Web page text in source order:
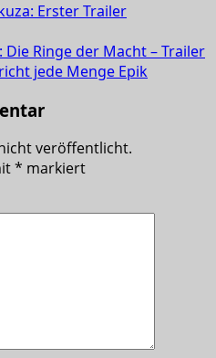
Erster Trailer
Ringe der Macht – Trailer
jede Menge Epik
veröffentlicht.
* markiert